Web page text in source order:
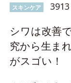
スキンケア
シワは改善
究から生ま
がスゴい！